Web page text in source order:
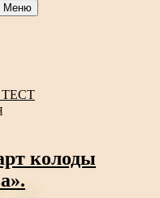
Меню
ТЕСТ
колоды